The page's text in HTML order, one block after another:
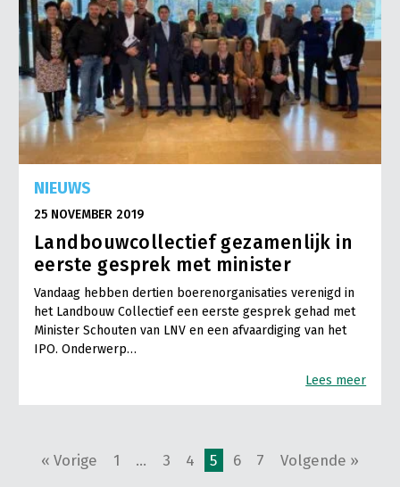
NIEUWS
25 NOVEMBER 2019
Landbouwcollectief gezamenlijk in
eerste gesprek met minister
Vandaag hebben dertien boerenorganisaties verenigd in
het Landbouw Collectief een eerste gesprek gehad met
Minister Schouten van LNV en een afvaardiging van het
IPO. Onderwerp…
Lees meer
« Vorige 1 … 3 4 5 6 7 Volgende »